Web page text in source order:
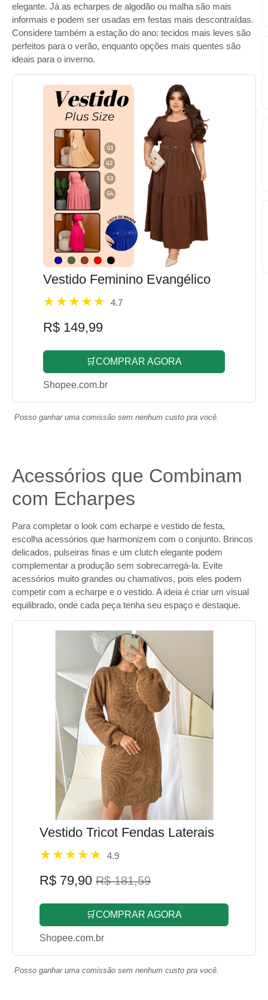
elegante. Já as echarpes de algodão ou malha são mais
informais e podem ser usadas em festas mais descontraídas.
Considere também a estação do ano: tecidos mais leves são
perfeitos para o verão, enquanto opções mais quentes são
ideais para o inverno.
Vestido Feminino Evangélico
4.7
R$ 149,99
🛒COMPRAR AGORA
Shopee.com.br
Posso ganhar uma comissão sem nenhum custo pra você.
Acessórios que Combinam
com Echarpes
Para completar o look com echarpe e vestido de festa,
escolha acessórios que harmonizem com o conjunto. Brincos
delicados, pulseiras finas e um clutch elegante podem
complementar a produção sem sobrecarregá-la. Evite
acessórios muito grandes ou chamativos, pois eles podem
competir com a echarpe e o vestido. A ideia é criar um visual
equilibrado, onde cada peça tenha seu espaço e destaque.
Vestido Tricot Fendas Laterais
4.9
R$ 79,90 R$ 181,59
🛒COMPRAR AGORA
Shopee.com.br
Posso ganhar uma comissão sem nenhum custo pra você.